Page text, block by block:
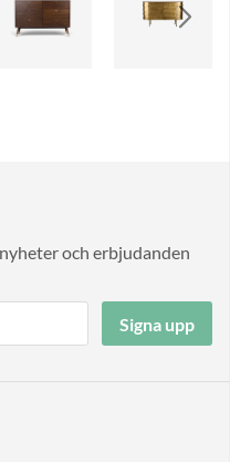
och erbjudanden
Signa upp